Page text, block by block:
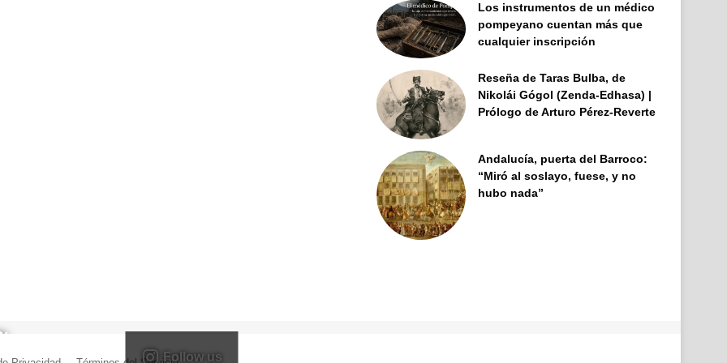
Los instrumentos de un médico
pompeyano cuentan más que
cualquier inscripción
Reseña de Taras Bulba, de
Nikolái Gógol (Zenda-Edhasa) |
Prólogo de Arturo Pérez-Reverte
Andalucía, puerta del Barroco:
“Miró al soslayo, fuese, y no
hubo nada”
Follow us